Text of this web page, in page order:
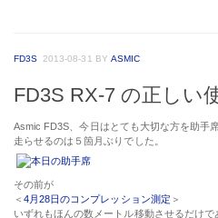
FD3S 2013-08-31 BY ASMIC
FD3S RX-7 の正しい
Asmic FD3S、今日はとても大切な方を助手
走らせるのは５箇月ぶりでした。
その前が
＜4月28日のコンプレッション測定 ＞
いずれもほんの数メートル移動させるだけで